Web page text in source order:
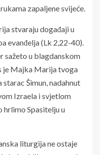
zapaljene svijeće.
stvaraju događaji u
evanđelja (Lk 2,22-40).
sažeto u blagdan­skom
je Majka Marija tvoga
starac Šimun, nadahnut
Izraela i svjetlom
hrlimo Spasitelju u
liturgija ne ostaje